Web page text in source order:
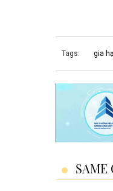
Tags: gia
SAME